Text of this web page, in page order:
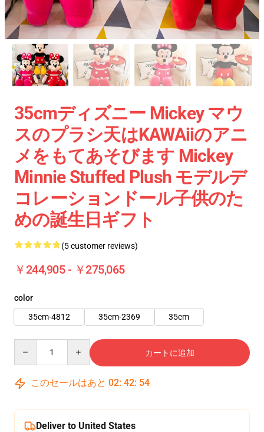
35cmディズニー Mickey マウ
スのプラシ天はKAWAiiのアニ
メをもてあそびます Mickey
Minnie Stuffed Plush モデルデ
コレーションドール子供のた
めの誕生日ギフト
(5 customer reviews)
￥244,905 - ￥275,065
color
35cm-4812
35cm-2369 35cm
カートに追加
このセールはあと 02: 42: 53
Deliver to United States